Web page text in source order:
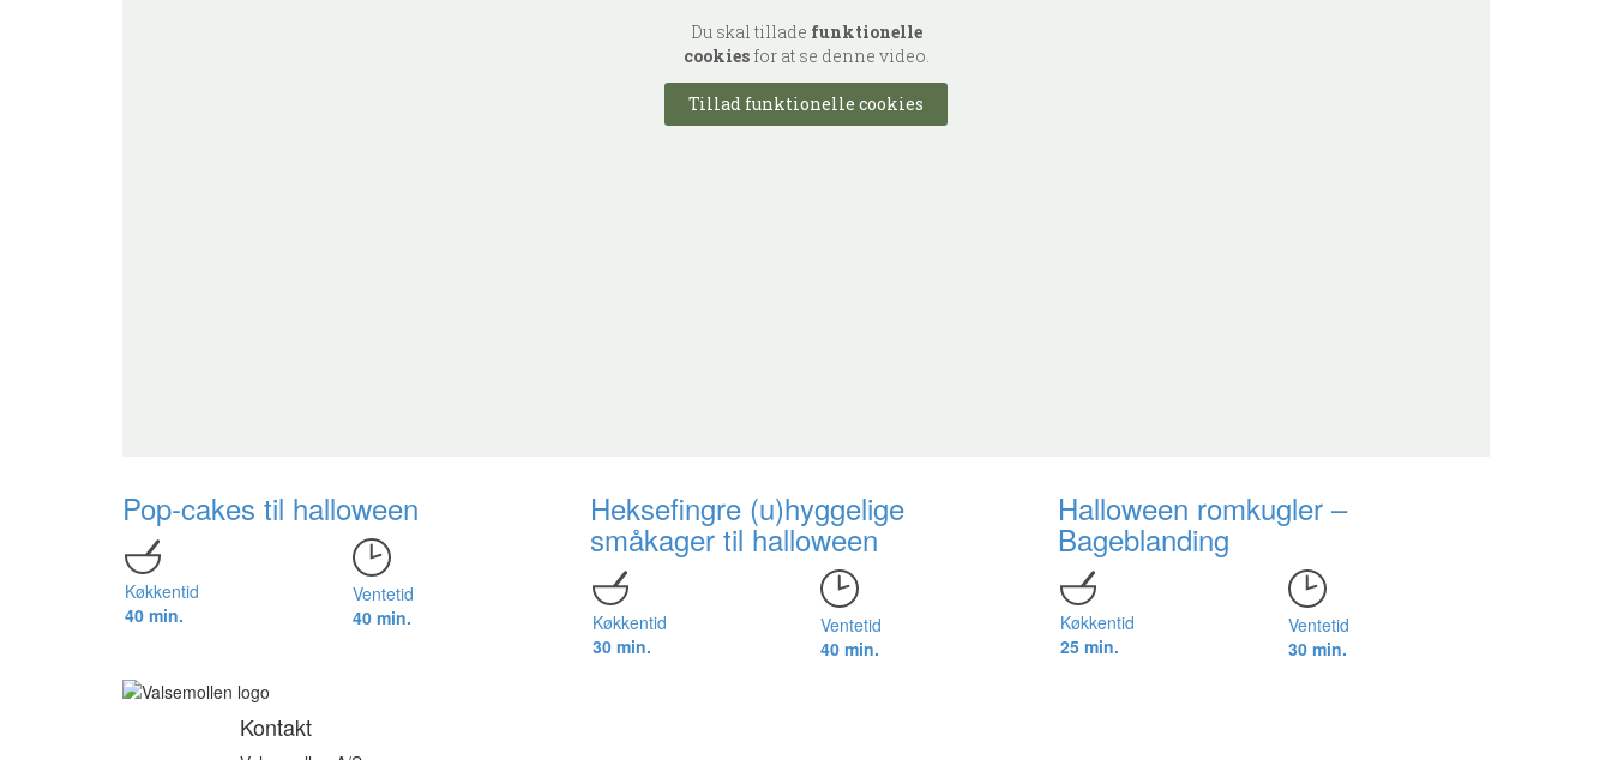
Du skal tillade funktionelle
cookiesfor at se denne video.
Tillad funktionelle cookies
Pop-cakes til halloween
Køkkentid
40 min.
Ventetid
40 min.
Heksefingre (u)hyggelige
småkager til halloween
Køkkentid
30 min.
Ventetid
40 min.
Halloween romkugler –
Bageblanding
Køkkentid
25 min.
Ventetid
30 min.
Kontakt